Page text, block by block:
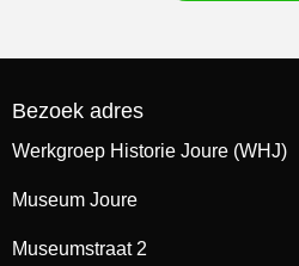
Bezoek adres
Werkgroep Historie Joure (WHJ)
Museum Joure
Museumstraat 2